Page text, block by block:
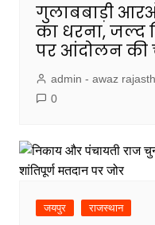
गुलाबबाड़ी
का धरना, जल्द
पर आंदोलन की
admin - awaz
0
जयपुर राजस्थान